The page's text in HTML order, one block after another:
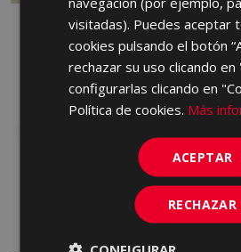
PETRALAVA MARFIL
60,75 X 60,75
JCD670 | 60.75x60.75
Añadir a favoritos
visitadas). Puedes aceptar
cookies pulsando el botón
rechazar su uso clicando en
configurarlas clicando en
Política de cookies. Más
ACEPTAR
RECHAZAR
CONFIGURAR